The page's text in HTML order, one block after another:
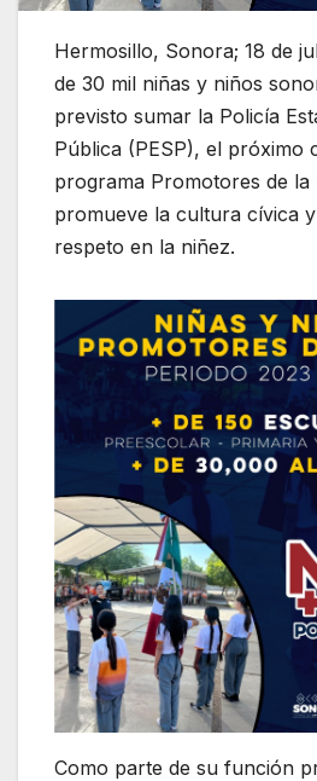
Hermosillo, Sonora; 18 de
de 30 mil niñas y niños
previsto sumar la Policía
Pública (PESP), el próximo
programa Promotores de la
promueve la cultura cívica
respeto en la niñez.
Como parte de su función